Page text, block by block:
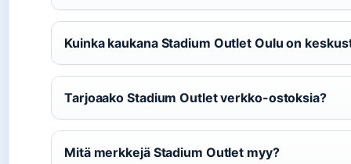
Kuinka kaukana Stadium Outlet Oulu on
Tarjoaako Stadium Outlet verkko-ostoksia?
Mitä merkkejä Stadium Outlet myy?